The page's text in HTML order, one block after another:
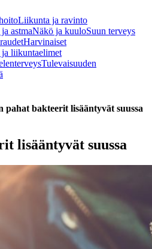
Liikunta ja ravinto
astmaNäkö ja kuuloSuun terveys
Harvinaiset
liikuntaelimet
Tulevaisuuden
pahat bakteerit lisääntyvät suussa
lisääntyvät suussa